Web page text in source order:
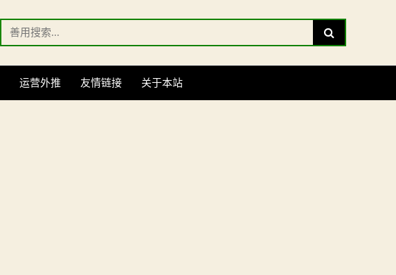
Search
for:
Search
运营外推 友情链接 关于本站